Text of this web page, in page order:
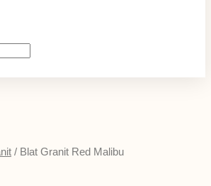
/ Blat Granit Red Malibu